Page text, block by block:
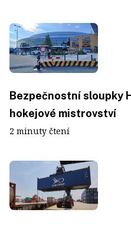
Bezpečnostní sloupky
hokejové mistrovství
2 minuty čtení